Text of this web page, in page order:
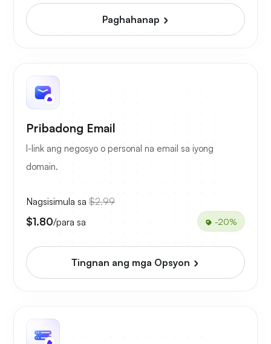
Paghahanap
Pribadong Email
I-link ang negosyo o personal na email sa iyong
domain.
Nagsisimula sa $2.99
$1.80/para sa -20%
Tingnan ang mga Opsyon